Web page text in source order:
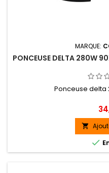
MARQUE:
PONCEUSE DELTA 280W
Ponceuse delta

